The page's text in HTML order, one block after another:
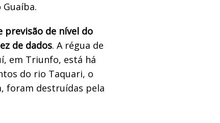
previsão de nível do
de dados. A régua de
em Triunfo, está há
do rio Taquari, o
foram destruídas pela